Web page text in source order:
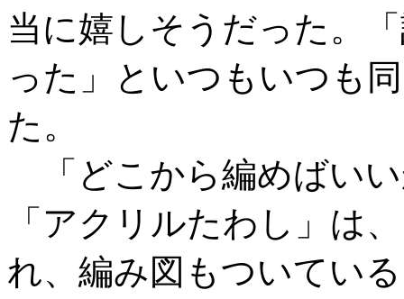
当に嬉しそうだった。
った」といつもいつも
た。
「どこから編めばい
「アクリルたわし」は
れ、編み図もついてい